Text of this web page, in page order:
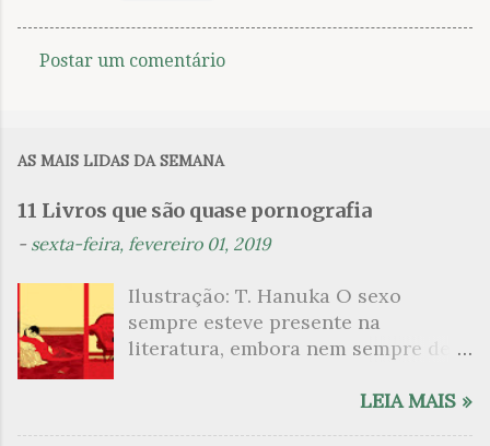
n
t
i
o
Postar um comentário
AS MAIS LIDAS DA SEMANA
11 Livros que são quase pornografia
- sexta-feira, fevereiro 01, 2019
Ilustração: T. Hanuka O sexo
sempre esteve presente na
literatura, embora nem sempre de
que mergulharam em sua própria
LEIA MAIS »